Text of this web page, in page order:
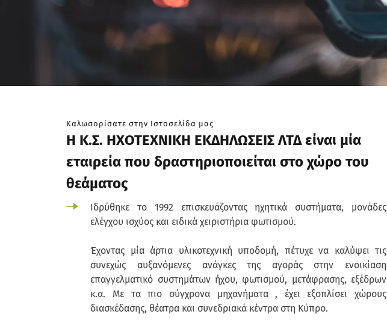
Καλωσορίσατε στην Ιστοσελίδα μας
Η Κ.Σ. ΗΧΟΤΕΧΝΙΚΗ ΕΚΔΗΛΩΣΕΙΣ ΛΤΔ είναι μία
εταιρεία που δραστηριοποιείται στο χώρο του
θεάματος
Ιδρύθηκε το 1992 επισκευάζοντας ηχητικά συστήματα, μονάδες
ελέγχου ισχύος και ειδικά χειριστήρια φωτισμού.
Έχοντας μία άρτια υλικοτεχνική υποδομή, πέτυχε να καλύψει τις
συνεχώς αυξανόμενες ανάγκες της αγοράς στην ενοικίαση
επαγγελματικό συστημάτων ήχου, φωτισμού, μετάφρασης, εξέδρων
κ.α. Με τα πιο σύγχρονα μηχανήματα , έχει εξοπλίσει χώρους
διασκέδασης, θέατρα και συνεδριακά κέντρα στη Κύπρο.